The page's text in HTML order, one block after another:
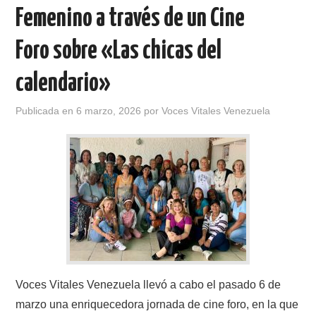
Femenino a través de un Cine
Foro sobre «Las chicas del
calendario»
Publicada en6 marzo, 2026 porVoces Vitales Venezuela
Voces Vitales Venezuela llevó a cabo el pasado 6 de
marzo una enriquecedora jornada de cine foro, en la que